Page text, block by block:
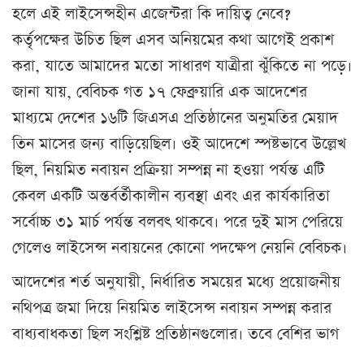
হলে এই লাইসেন্সহীন এজেন্টরা কি দায়িত্ব নেবে?
কর্তৃপক্ষের উচিত ছিল এসব অনিয়মের কথা আগেই প্রকাশ
করা, যাতে আমাদের মতো সাধারণ যাত্রীরা ঝুঁকিতে না পড়ে।
জানা যায়, বেবিচক গত ১৭ ফেব্রুয়ারি এক আদেশের
মাধ্যমে দেশের ১৬টি জিএসএ প্রতিষ্ঠানের অনুমতির মেয়াদ
তিন মাসের জন্য বাড়িয়েছিল। ওই আদেশে স্পষ্টভাবে উল্লেখ
ছিল, নিয়মিত নবায়ন প্রক্রিয়া সম্পন্ন না হওয়া পর্যন্ত এটি
কেবল একটি অন্তর্বর্তীকালীন ব্যবস্থা এবং এর কার্যকারিতা
সর্বোচ্চ ৩১ মার্চ পর্যন্ত বলবৎ থাকবে। পরে দুই মাস পেরিয়ে
গেলেও লাইসেন্স নবায়নের কোনো পদক্ষেপ নেয়নি বেবিচক।
আদেশের শর্ত অনুযায়ী, নির্ধারিত সময়ের মধ্যে প্রয়োজনীয়
নথিপত্র জমা দিয়ে নিয়মিত লাইসেন্স নবায়ন সম্পন্ন করার
বাধ্যবাধকতা ছিল সংশ্লিষ্ট প্রতিষ্ঠানগুলোর। তবে বেশির ভাগ